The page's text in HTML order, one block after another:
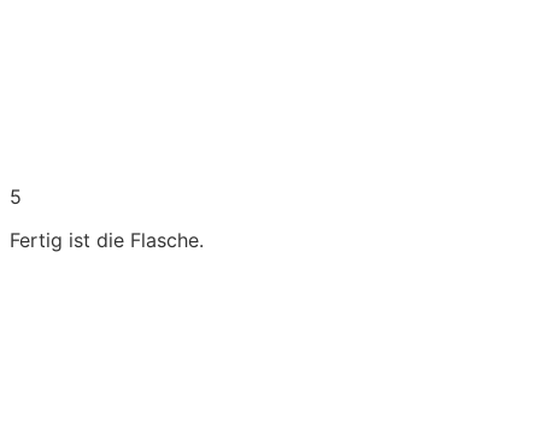
5
Fertig ist die Flasche.